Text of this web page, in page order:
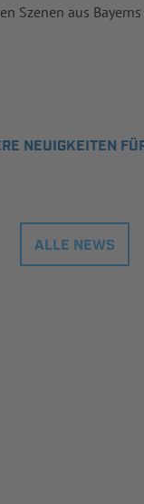
Szenen aus
NEUIGKEITEN
ALLE NEWS